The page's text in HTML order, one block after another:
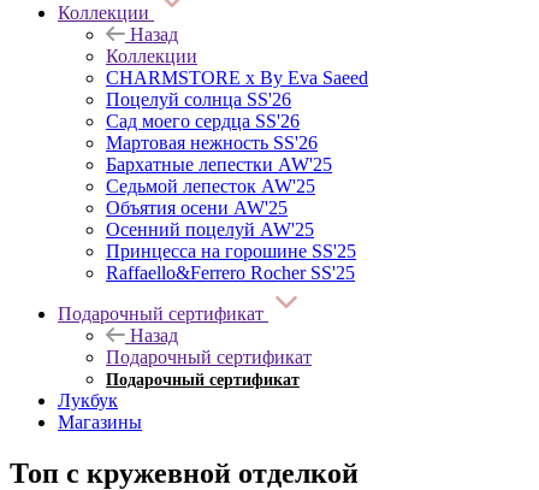
Коллекции
Назад
Коллекции
CHARMSTORE х By Eva Saeed
Поцелуй солнца SS'26
Сад моего сердца SS'26
Мартовая нежность SS'26
Бархатные лепестки AW'25
Седьмой лепесток AW'25
Объятия осени AW'25
Осенний поцелуй AW'25
Принцесса на горошине SS'25
Raffaello&Ferrero Rocher SS'25
Подарочный сертификат
Назад
Подарочный сертификат
Подарочный сертификат
Лукбук
Магазины
Топ с кружевной отделкой